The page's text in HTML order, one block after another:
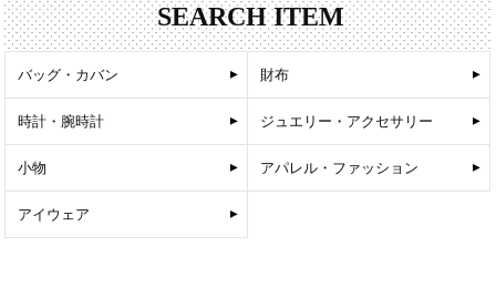
SEARCH ITEM
バッグ・カバン 財布
時計・腕時計 ジュエリー・アクセサリー
小物 アパレル・ファッション
アイウェア